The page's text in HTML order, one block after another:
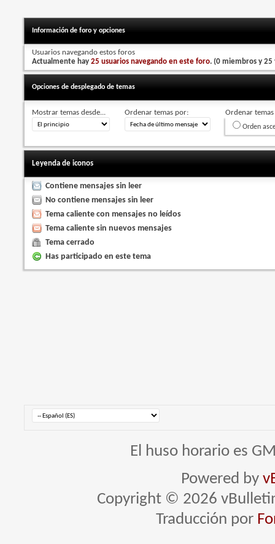
Información de foro y opciones
Usuarios navegando estos foros
Actualmente hay25 usuarios navegando en este foro. (0 miembros y 25
Opciones de desplegado de temas
Mostrar temas desde... Ordenar temas por: Ordenar
Orden
Leyenda de iconos
Contiene mensajes sin leer
No contiene mensajes sin leer
Tema caliente con mensajes no leídos
Tema caliente sin nuevos mensajes
Tema cerrado
Has participado en este tema
El huso horario es
Powered by
Copyright © 2026
Traducción por